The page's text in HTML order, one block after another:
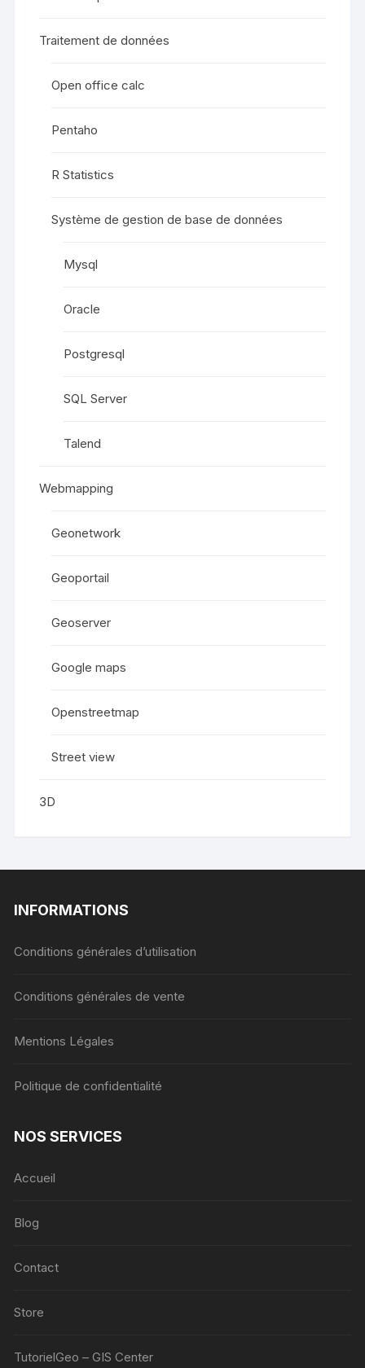
Traitement de données
Open office calc
Pentaho
R Statistics
Système de gestion de base de données
Mysql
Oracle
Postgresql
SQL Server
Talend
Webmapping
Geonetwork
Geoportail
Geoserver
Google maps
Openstreetmap
Street view
3D
INFORMATIONS
Conditions générales d’utilisation
Conditions générales de vente
Mentions Légales
Politique de confidentialité
NOS SERVICES
Accueil
Blog
Contact
Store
TutorielGeo – GIS Center